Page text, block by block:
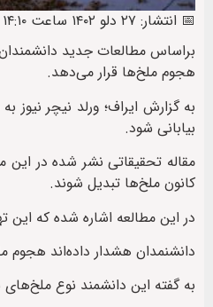
📅 انتشار: ۲۷ دلو ۱۴۰۲ ساعت ۱۴:۱۰ • 🔄 ۰ بروزرسانی • 🕒 آخرین: ۲۸ دلو ۱۴۰۲ ساعت ۱۰:۳۳
براساس مطالعات جدید
هجوم ملخ‌ها قرار می‌دهد.
به گزارش ایراف؛ ورلد نیچر
بیابانی شود.
مقاله تحقیقاتی نشر شده در
کانون ملخ‌ها تبدیل شوند.
در این مطالعه اشاره شده که این
دانشنمدان هشدار داده‌اند هجوم
به گفته این دانشمند نوع